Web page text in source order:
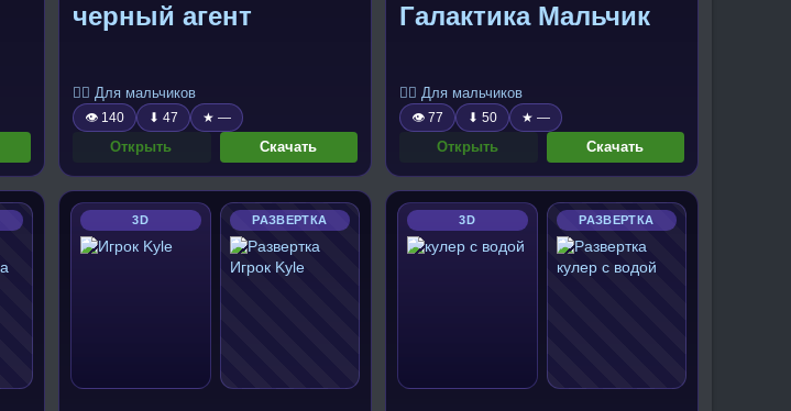
черный агент
🧍‍♂️ Для мальчиков
👁 140 ⬇ 47 ★ —
Открыть Скачать
Галактика Мальчик
🧍‍♂️ Для мальчиков
👁 77 ⬇ 50 ★ —
Открыть Скачать
3D РАЗВЕРТКА 3D РАЗВЕРТКА